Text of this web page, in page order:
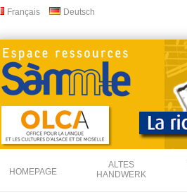
Français Deutsch
HOMEPAGE
ALTES
HANDWERK